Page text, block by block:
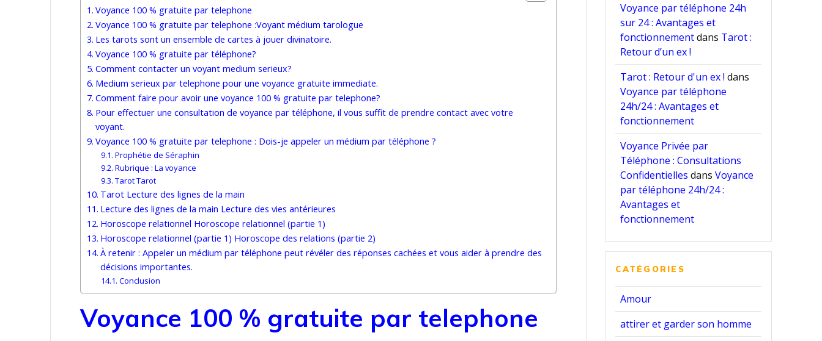
Voyance 100 % gratuite par telephone
Voyance 100 % gratuite par telephone :Voyant médium tarologue
Les tarots sont un ensemble de cartes à jouer divinatoire.
Voyance 100 % gratuite par téléphone?
Comment contacter un voyant medium serieux?
Medium serieux par telephone pour une voyance gratuite immediate.
Comment faire pour avoir une voyance 100 % gratuite par telephone?
Pour effectuer une consultation de voyance par téléphone, il vous suffit de prendre contact avec votre
voyant.
Voyance 100 % gratuite par telephone : Dois-je appeler un médium par téléphone ?
Prophétie de Séraphin
Rubrique : La voyance
Tarot Tarot
Tarot Lecture des lignes de la main
Lecture des lignes de la main Lecture des vies antérieures
Horoscope relationnel Horoscope relationnel (partie 1)
Horoscope relationnel (partie 1) Horoscope des relations (partie 2)
À retenir : Appeler un médium par téléphone peut révéler des réponses cachées et vous aider à prendre des
décisions importantes.
Conclusion
Voyance 100 % gratuite par telephone
Voyance par téléphone 24h
sur 24 : Avantages et
fonctionnementdans Tarot :
Retour d’un ex !
Tarot : Retour d'un ex ! dans
Voyance par téléphone
24h/24 : Avantages et
fonctionnement
Voyance Privée par
Téléphone : Consultations
Confidentielles dansVoyance
par téléphone 24h/24 :
Avantages et
fonctionnement
CATÉGORIES
Amour
attirer et garder son homme